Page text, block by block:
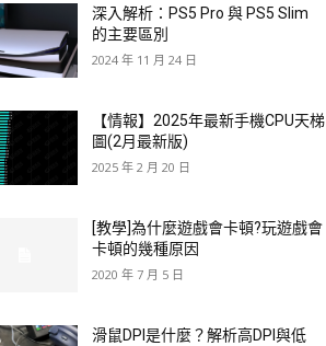
深入解析：PS5 Pro 與 PS5 Slim
的主要區別
2024 年 11 月 24 日
【情報】2025年最新手機CPU天梯
圖(2月最新版)
2025 年 2 月 20 日
[教學]為什麼遊戲會卡頓?玩遊戲會
卡頓的幾種原因
2020 年 7 月 5 日
滑鼠DPI是什麼？解析高DPI與低